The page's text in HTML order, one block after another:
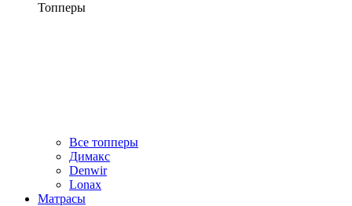
Топперы
Все топперы
Димакс
Denwir
Lonax
Матрасы